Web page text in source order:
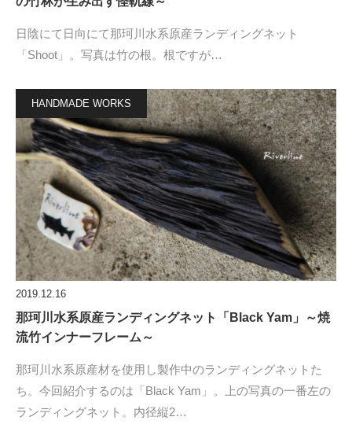
日陰にて日向にて那珂川水系原産ランディングネット
「Shoot」。写真は竹の根。根ですが…
HANDMADE WORKS
2019.12.16
那珂川水系原産ランディングネット「Black Yam」～焼
流竹インナーフレーム～
那珂川水系原産材を使用し製作中のランディングネットた
ち。今回紹介するのは「Black Yam」。上の写真の一番左の
ランディングネット。内径縦2…